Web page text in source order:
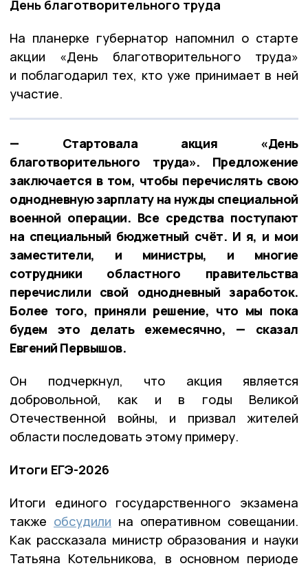
День благотворительного труда
На планерке губернатор напомнил о старте
акции «День благотворительного труда»
и поблагодарил тех, кто уже принимает в ней
участие.
— Стартовала акция «День
благотворительного труда». Предложение
заключается в том, чтобы перечислять свою
однодневную зарплату на нужды специальной
военной операции. Все средства поступают
на специальный бюджетный счёт. И я, и мои
заместители, и министры, и многие
сотрудники областного правительства
перечислили свой однодневный заработок.
Более того, приняли решение, что мы пока
будем это делать ежемесячно, — сказал
Евгений Первышов.
Он подчеркнул, что акция является
добровольной, как и в годы Великой
Отечественной войны, и призвал жителей
области последовать этому примеру.
Итоги ЕГЭ-2026
Итоги единого государственного экзамена
также обсудили на оперативном совещании.
Как рассказала министр образования и науки
Татьяна Котельникова, в основном периоде